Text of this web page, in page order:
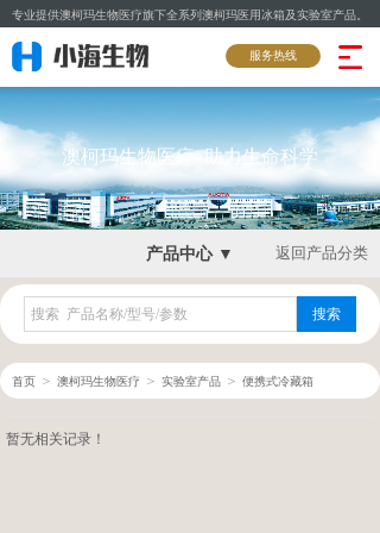
专业提供澳柯玛生物医疗旗下全系列澳柯玛医用冰箱及实验室产品。
澳柯玛生物医疗 助力生命科学
产品中心 ▼ 返回产品分类
搜索
首页 ＞ 澳柯玛生物医疗 ＞ 实验室产品 ＞ 便携式冷藏箱
暂无相关记录！
服务热线